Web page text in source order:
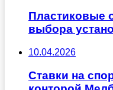
Пластиковые
выбора
10.04.2026
Ставки на